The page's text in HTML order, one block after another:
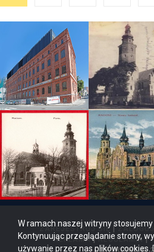
ZAREJESTRUJ SIĘ |
REKLAMA|REGULAMIN |
COPYRIGHT ©
W ramach naszej witryny stosujemy
Kontynuując przeglądanie strony,
używanie przez nas plików cookies.